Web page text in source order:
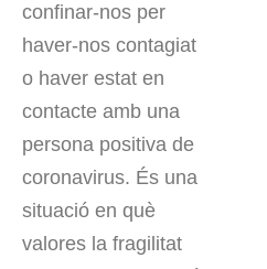
confinar-nos per
haver-nos contagiat
o haver estat en
contacte amb una
persona positiva de
coronavirus. És una
situació en què
valores la fragilitat